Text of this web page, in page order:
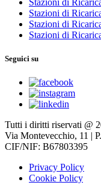
Stazioni di
Stazioni di
Stazioni di
Seguici su
Tutti i diritti riservati @
Via Montevecchio, 11 |
CIF/NIF: B67803395
Privacy Policy
Cookie Policy